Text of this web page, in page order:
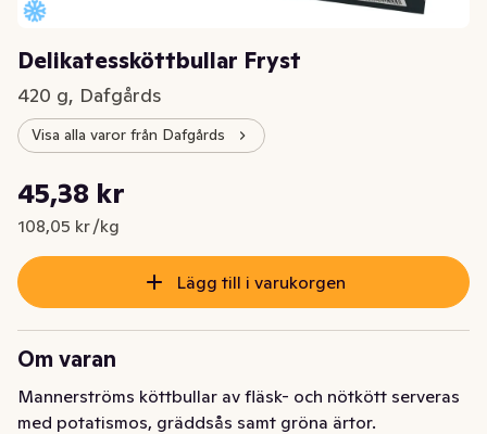
Delikatessköttbullar Fryst
420 g, Dafgårds
Visa alla varor från Dafgårds
Nuvarande pris är: 45,38 kr
45,38 kr
108,05 kr /kg
Styckpris: 108,05 kr /kg
Lägg till i varukorgen
Om varan
Mannerströms köttbullar av fläsk- och nötkött serveras
med potatismos, gräddsås samt gröna ärtor.